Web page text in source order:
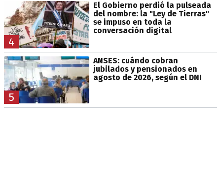
4
El Gobierno perdió la pulseada
del nombre: la "Ley de Tierras"
se impuso en toda la
conversación digital
5
ANSES: cuándo cobran
jubilados y pensionados en
agosto de 2026, según el DNI